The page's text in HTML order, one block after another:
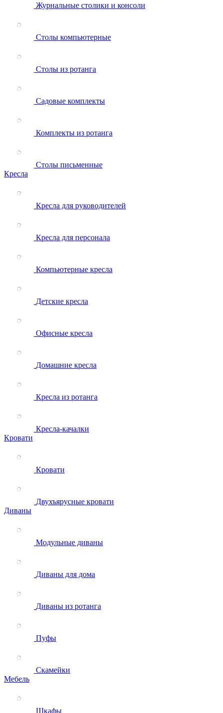
Журнальные столики и консоли
Столы компьютерные
Столы из ротанга
Садовые комплекты
Комплекты из ротанга
Столы письменные
Кресла
Кресла для руководителей
Кресла для персонала
Компьютерные кресла
Детские кресла
Офисные кресла
Домашние кресла
Кресла из ротанга
Кресла-качалки
Кровати
Кровати
Двухъярусные кровати
Диваны
Модульные диваны
Диваны для дома
Диваны из ротанга
Пуфы
Скамейки
Мебель
Шкафы